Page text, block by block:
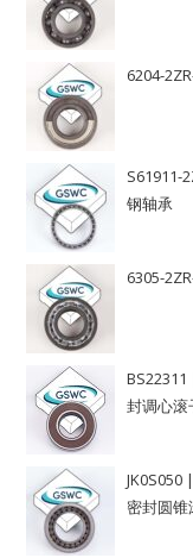
6204-
S61911-
钢轴承
6305-
封调心滚
JK0S050
密封圆